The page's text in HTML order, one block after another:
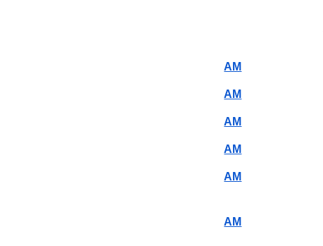
АМ
АМ
АМ
АМ
АМ
АМ